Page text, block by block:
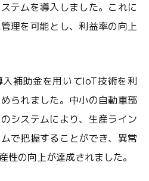
テムを導入しました。これに
理を可能とし、利益率の向上
補助金を用いてIoT技術を利
られました。中小の自動車部
システムにより、生産ライン
で把握することができ、異常
性の向上が達成されました。